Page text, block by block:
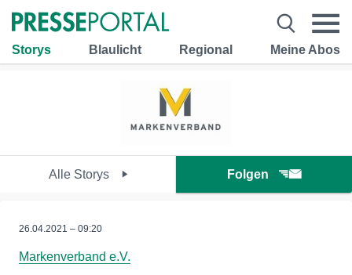
Storys Blaulicht Regional Meine Abos
Alle Storys Folgen
26.04.2021 – 09:20
Markenverband e.V.